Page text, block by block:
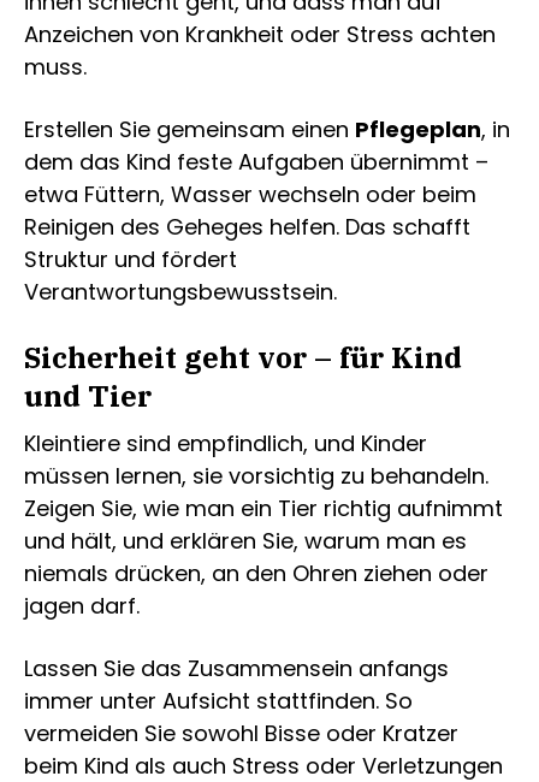
Anzeichen von Krankheit oder Stress achten
muss.
Erstellen Sie gemeinsam einen Pflegeplan, in
dem das Kind feste Aufgaben übernimmt –
etwa Füttern, Wasser wechseln oder beim
Reinigen des Geheges helfen. Das schafft
Struktur und fördert
Verantwortungsbewusstsein.
Sicherheit geht vor – für Kind
und Tier
Kleintiere sind empfindlich, und Kinder
müssen lernen, sie vorsichtig zu behandeln.
Zeigen Sie, wie man ein Tier richtig aufnimmt
und hält, und erklären Sie, warum man es
niemals drücken, an den Ohren ziehen oder
jagen darf.
Lassen Sie das Zusammensein anfangs
immer unter Aufsicht stattfinden. So
vermeiden Sie sowohl Bisse oder Kratzer
beim Kind als auch Stress oder Verletzungen